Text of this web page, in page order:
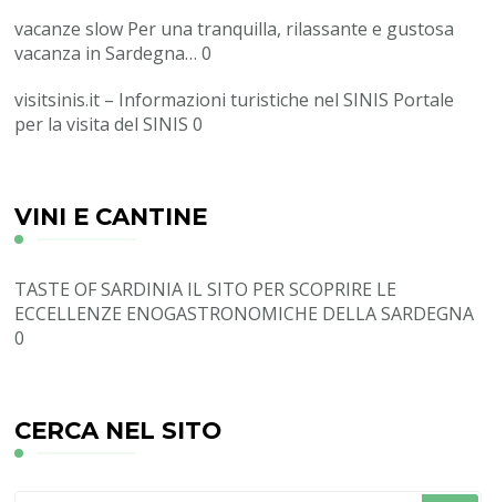
vacanze slow Per una tranquilla, rilassante e gustosa
vacanza in Sardegna… 0
visitsinis.it – Informazioni turistiche nel SINIS Portale
per la visita del SINIS 0
VINI E CANTINE
TASTE OF SARDINIA IL SITO PER SCOPRIRE LE
ECCELLENZE ENOGASTRONOMICHE DELLA SARDEGNA
0
CERCA NEL SITO